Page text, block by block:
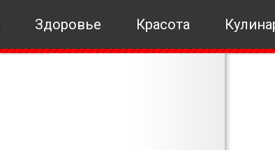
Здоровье Красота